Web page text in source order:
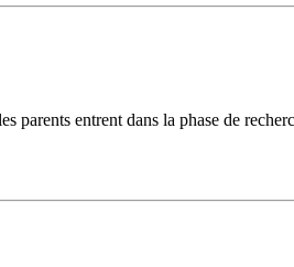
entrent dans la phase de